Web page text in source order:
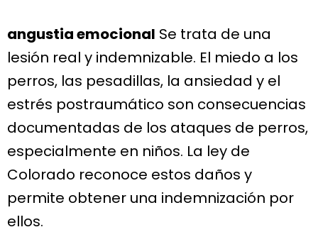
angustia emocional Se trata de una
lesión real y indemnizable. El miedo a los
perros, las pesadillas, la ansiedad y el
estrés postraumático son consecuencias
documentadas de los ataques de perros,
especialmente en niños. La ley de
Colorado reconoce estos daños y
permite obtener una indemnización por
ellos.